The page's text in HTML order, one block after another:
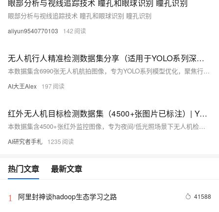
眼部分析与视线追踪技术 瞳孔和眼球识别 瞳孔识别
眼部分析与视线追踪技术 瞳孔和眼球识别 瞳孔识别
aliyun9540770103 142
无人机行人精准检测数据集分享（适用于YOLO系列深度学习分类检测任务）
本数据集含6990张无人机航拍图像，专为YOLO系列模型优化，聚焦行人（person）单类高精度检测。涵盖城市道路、广场、景区等多场景，提供YOLO格式标注与标准目录结构，支持快速训练部署，助力公共安全、应急响应与城市管理智能化。（239字）
AI大王Alex 197
红外无人机目标检测数据集（4500+张图片已标注）| YOLO训练数据集 AI视觉检测
本数据集含4500+张红外监控图像，专为夜间/低光照场景下无人机检测构建，采用标准YOLO格式标注（单类“drone”），已划分训练/验证/测试集，适配YOLOv5至v11等主流模型，适用于安防、边境监控、军事侦察及AI算法研究。
AI研究者手札 1235
热门文章 最新文章
1 阿里封神谈hadoop生态学习之路 41588